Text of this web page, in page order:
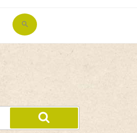
Search
for: